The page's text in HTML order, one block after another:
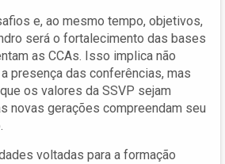
e, ao mesmo tempo, objetivos,
será o fortalecimento das bases
as CCAs. Isso implica não
presença das conferências, mas
os valores da SSVP sejam
novas gerações compreendam seu
voltadas para a formação